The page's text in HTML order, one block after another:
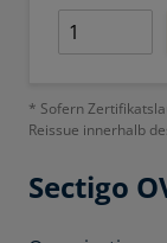
Sectigo
* Sofern
Reissue innerhalb